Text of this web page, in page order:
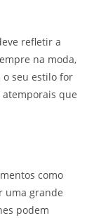
refletir a
na moda,
o seu estilo for
atemporais que
como
uma grande
podem